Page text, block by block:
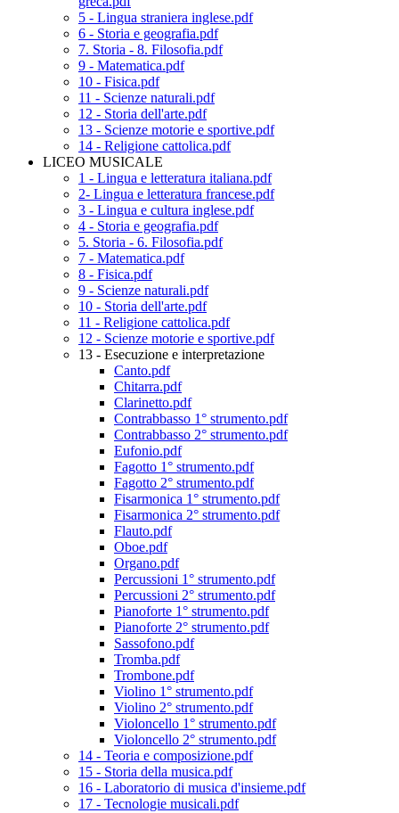
5 - Lingua straniera inglese.pdf
6 - Storia e geografia.pdf
7. Storia - 8. Filosofia.pdf
9 - Matematica.pdf
10 - Fisica.pdf
11 - Scienze naturali.pdf
12 - Storia dell'arte.pdf
13 - Scienze motorie e sportive.pdf
14 - Religione cattolica.pdf
LICEO MUSICALE
1 - Lingua e letteratura italiana.pdf
2- Lingua e letteratura francese.pdf
3 - Lingua e cultura inglese.pdf
4 - Storia e geografia.pdf
5. Storia - 6. Filosofia.pdf
7 - Matematica.pdf
8 - Fisica.pdf
9 - Scienze naturali.pdf
10 - Storia dell'arte.pdf
11 - Religione cattolica.pdf
12 - Scienze motorie e sportive.pdf
13 - Esecuzione e interpretazione
Canto.pdf
Chitarra.pdf
Clarinetto.pdf
Contrabbasso 1° strumento.pdf
Contrabbasso 2° strumento.pdf
Eufonio.pdf
Fagotto 1° strumento.pdf
Fagotto 2° strumento.pdf
Fisarmonica 1° strumento.pdf
Fisarmonica 2° strumento.pdf
Flauto.pdf
Oboe.pdf
Organo.pdf
Percussioni 1° strumento.pdf
Percussioni 2° strumento.pdf
Pianoforte 1° strumento.pdf
Pianoforte 2° strumento.pdf
Sassofono.pdf
Tromba.pdf
Trombone.pdf
Violino 1° strumento.pdf
Violino 2° strumento.pdf
Violoncello 1° strumento.pdf
Violoncello 2° strumento.pdf
14 - Teoria e composizione.pdf
15 - Storia della musica.pdf
16 - Laboratorio di musica d'insieme.pdf
17 - Tecnologie musicali.pdf